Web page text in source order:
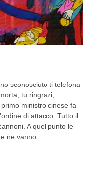
sconosciuto ti telefona
tu ringrazi,
ministro cinese fa
di attacco. Tutto il
A quel punto le
ne vanno.